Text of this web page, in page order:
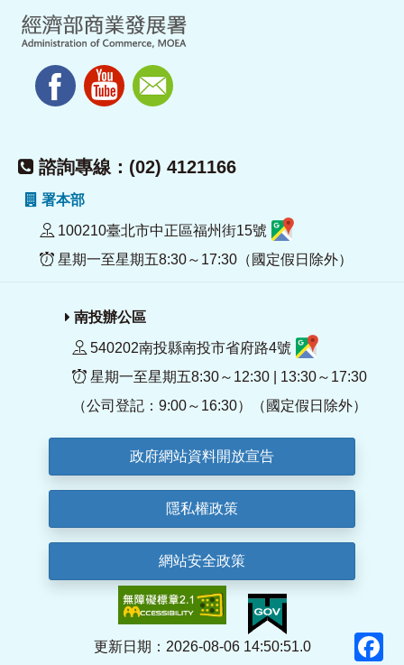
諮詢專線：(02) 4121166
署本部
100210臺北市中正區福州街15號
星期一至星期五8:30～17:30（國定假日除外）
南投辦公區
540202南投縣南投市省府路4號
星期一至星期五8:30～12:30 | 13:30～17:30
（公司登記：9:00～16:30）（國定假日除外）
政府網站資料開放宣告
隱私權政策
網站安全政策
更新日期：2026-08-06 14:50:51.0